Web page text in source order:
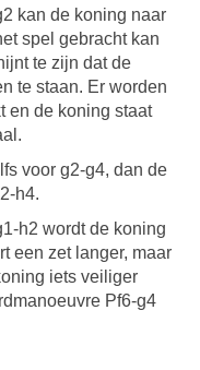
kan de koning naar
spel gebracht kan
te zijn dat de
te staan. Er worden
en de koning staat
voor g2-g4, dan de
h4.
h2 wordt de koning
een zet langer, maar
iets veiliger
Pf6-g4